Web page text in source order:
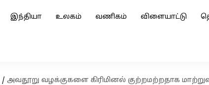
இந்தியா உலகம் வணிகம் விளையாட்டு
/ அவதூறு வழக்குகளை கிரிமினல் குற்றமற்றதாக